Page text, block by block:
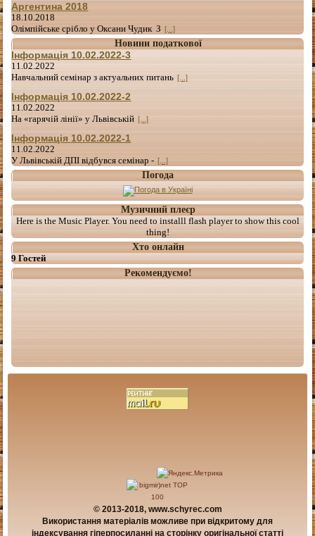
Аргентина 2018
18.10.2018
Олімпійське срібло у Оксани Чудик З [...]
Новини податкової
Інформація 10.02.2022-3
11.02.2022
Навчальний семінар з актуальних питань [...]
Інформація 10.02.2022-2
11.02.2022
На «гарячій лінії» у Львівській [...]
Інформація 10.02.2022-1
11.02.2022
У Львівській ДПІ відбувся семінар - [...]
Погода
Музичний плеєр
Here is the Music Player. You need to installl flash player to show this cool
thing!
Хто онлайн
9 Гостей
Рекомендуємо!
© 2013-2018, www.schyrec.com
Використання матеріалів можливе при відкритому для
індексування гіперпосиланні на сторінку оригінальної статті